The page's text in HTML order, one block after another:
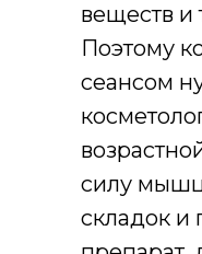
веществ и
Поэтому
сеансом
силу
складок и